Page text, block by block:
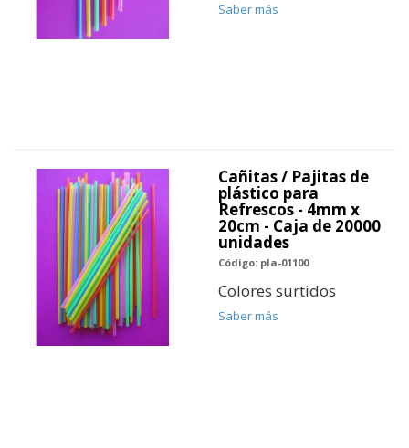
Saber más
Cañitas / Pajitas de
plástico para
Refrescos - 4mm x
20cm - Caja de 20000
unidades
Código: pla-01100
Colores surtidos
Saber más